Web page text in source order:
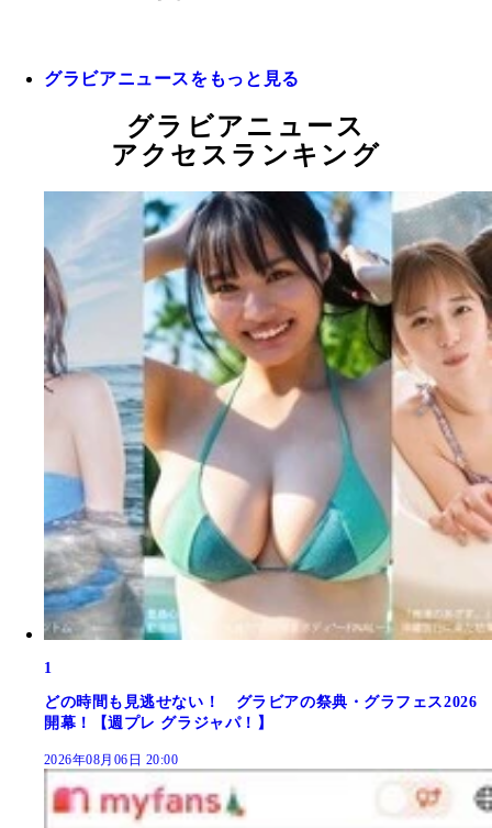
グラビアニュースをもっと見る
グラビアニュース
アクセスランキング
1
どの時間も見逃せない！ グラビアの祭典・グラフェス2026
開幕！【週プレ グラジャパ！】
2026年08月06日 20:00